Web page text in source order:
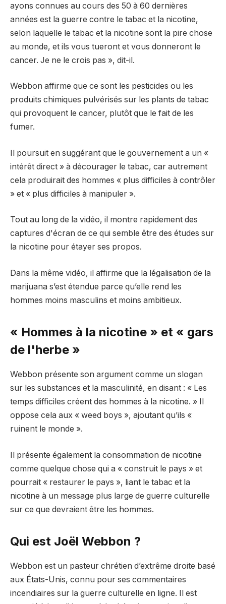
ayons connues au cours des 50 à 60 dernières
années est la guerre contre le tabac et la nicotine,
selon laquelle le tabac et la nicotine sont la pire chose
au monde, et ils vous tueront et vous donneront le
cancer. Je ne le crois pas », dit-il.
Webbon affirme que ce sont les pesticides ou les
produits chimiques pulvérisés sur les plants de tabac
qui provoquent le cancer, plutôt que le fait de les
fumer.
Il poursuit en suggérant que le gouvernement a un «
intérêt direct » à décourager le tabac, car autrement
cela produirait des hommes « plus difficiles à contrôler
» et « plus difficiles à manipuler ».
Tout au long de la vidéo, il montre rapidement des
captures d'écran de ce qui semble être des études sur
la nicotine pour étayer ses propos.
Dans la même vidéo, il affirme que la légalisation de la
marijuana s’est étendue parce qu’elle rend les
hommes moins masculins et moins ambitieux.
« Hommes à la nicotine » et « gars
de l'herbe »
Webbon présente son argument comme un slogan
sur les substances et la masculinité, en disant : « Les
temps difficiles créent des hommes à la nicotine. » Il
oppose cela aux « weed boys », ajoutant qu’ils «
ruinent le monde ».
Il présente également la consommation de nicotine
comme quelque chose qui a « construit le pays » et
pourrait « restaurer le pays », liant le tabac et la
nicotine à un message plus large de guerre culturelle
sur ce que devraient être les hommes.
Qui est Joël Webbon ?
Webbon est un pasteur chrétien d’extrême droite basé
aux États-Unis, connu pour ses commentaires
incendiaires sur la guerre culturelle en ligne. Il est